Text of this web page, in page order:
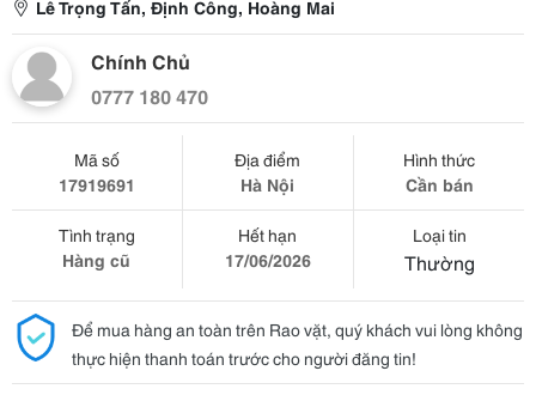
Lê Trọng Tấn, Định Công, Hoàng Mai
Chính Chủ
0777 180 470
Mã số
17919691
Địa điểm
Hà Nội
Hình thức
Cần bán
Tình trạng
Hàng cũ
Hết hạn
17/06/2026
Loại tin
Thường
Để mua hàng an toàn trên Rao vặt, quý khách vui lòng không
thực hiện thanh toán trước cho người đăng tin!